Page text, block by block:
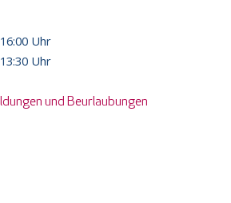
Uhr
Uhr
und Beurlaubungen